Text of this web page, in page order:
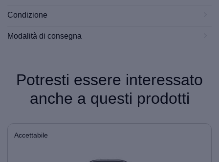
Condizione
Modalità di consegna
Potresti essere interessato
anche a questi prodotti
Accettabile